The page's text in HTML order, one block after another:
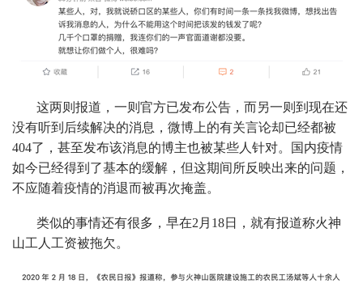
这两则报道，一则官方已发布公告，而另一则到现在还
没有听到后续解决的消息，微博上的有关言论却已经都被
404了，甚至发布该消息的博主也被某些人针对。国内疫情
如今已经得到了基本的缓解，但这期间所反映出来的问题，
不应随着疫情的消退而被再次掩盖。
类似的事情还有很多，早在2月18日，就有报道称火神
山工人工资被拖欠。